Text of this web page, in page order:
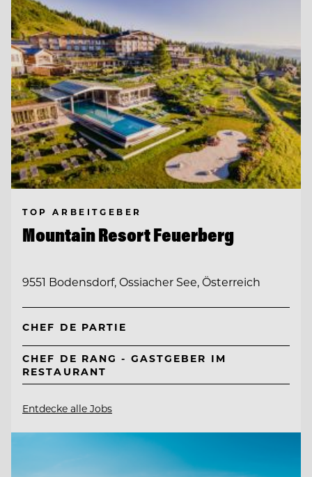
TOP ARBEITGEBER
Mountain Resort Feuerberg
9551 Bodensdorf, Ossiacher See, Österreich
CHEF DE PARTIE
CHEF DE RANG - GASTGEBER IM
RESTAURANT
Entdecke alle Jobs